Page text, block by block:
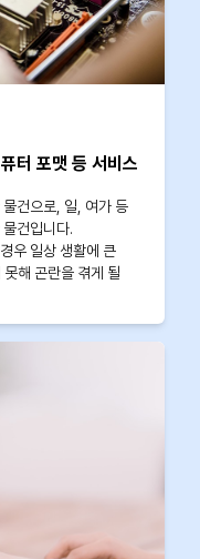
터 포맷 등 서비스
건으로, 일, 여가 등
건입니다.
우 일상 생활에 큰
해 곤란을 겪게 될